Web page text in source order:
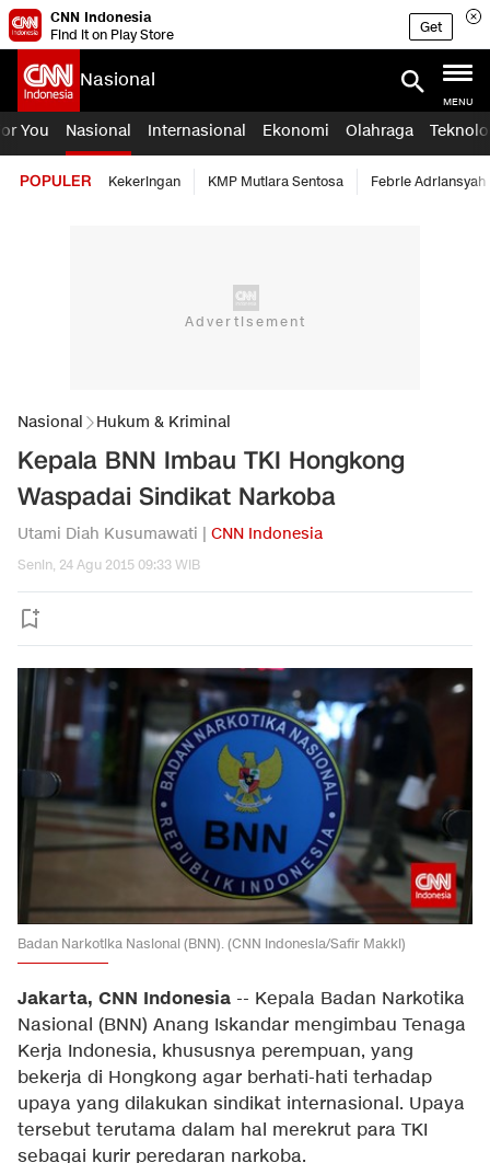
CNN Indonesia
Find it on Play Store
Get
Nasional
MENU
You Nasional Internasional Ekonomi Olahraga
POPULER Kekeringan KMP Mutiara Sentosa Febrie Adriansyah
Nasional Hukum & Kriminal
Kepala BNN Imbau TKI Hongkong
Waspadai Sindikat Narkoba
Utami Diah Kusumawati | CNN Indonesia
Senin, 24 Agu 2015 09:33 WIB
Badan Narkotika Nasional (BNN). (CNN Indonesia/Safir Makki)
Jakarta, CNN Indonesia -- Kepala Badan Narkotika
Nasional (BNN) Anang Iskandar mengimbau Tenaga
Kerja Indonesia, khususnya perempuan, yang
bekerja di Hongkong agar berhati-hati terhadap
upaya yang dilakukan sindikat internasional. Upaya
tersebut terutama dalam hal merekrut para TKI
sebagai kurir peredaran narkoba.